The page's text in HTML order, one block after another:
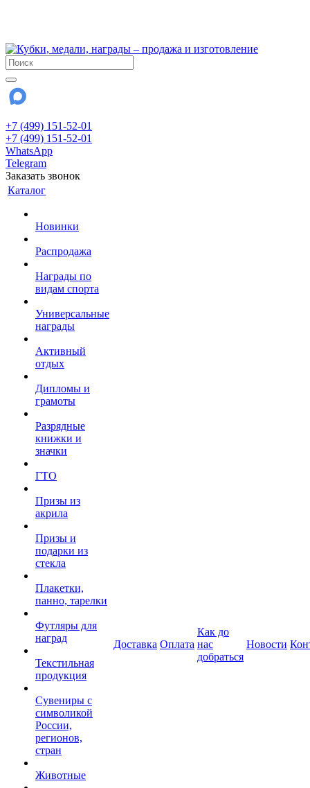
+7 (499) 151-52-01
+7 (499) 151-52-01
WhatsApp
Telegram
Заказать звонок
Каталог
Новинки
Распродажа
Награды по
видам спорта
Универсальные
награды
Активный
отдых
Дипломы и
грамоты
Разрядные
книжки и
значки
ГТО
Призы из
акрила
Призы и
подарки из
стекла
Плакетки,
панно, тарелки
Футляры для
наград
Текстильная
продукция
Сувениры с
символикой
России,
регионов,
стран
Животные
Доставка Оплата
Как до
нас
добраться
Новости